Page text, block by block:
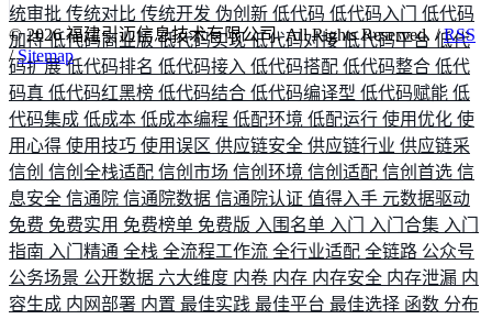
统审批 传统对比 传统开发 伪创新 低代码 低代码入门 低代码
加持低代码商业版低代码实现低代码对接低代码平台 低代
码扩展低代码排名 低代码接入 低代码搭配 低代码整合 低代
码真 低代码红黑榜 低代码结合 低代码编译型 低代码赋能 低
代码集成 低成本 低成本编程 低配环境 低配运行 使用优化 使
用心得 使用技巧 使用误区 供应链安全 供应链行业 供应链采
信创 信创全栈适配 信创市场 信创环境 信创适配 信创首选 信
息安全 信通院 信通院数据 信通院认证 值得入手 元数据驱动
免费 免费实用 免费榜单 免费版 入围名单 入门 入门合集 入门
指南 入门精通 全栈 全流程工作流 全行业适配 全链路 公众号
公务场景 公开数据 六大维度 内卷 内存 内存安全 内存泄漏 内
容生成 内网部署 内置 最佳实践 最佳平台 最佳选择 函数 分布
©2026福建引迈信息技术有限公司. All Rights Reserved. /RSS
/Sitemap